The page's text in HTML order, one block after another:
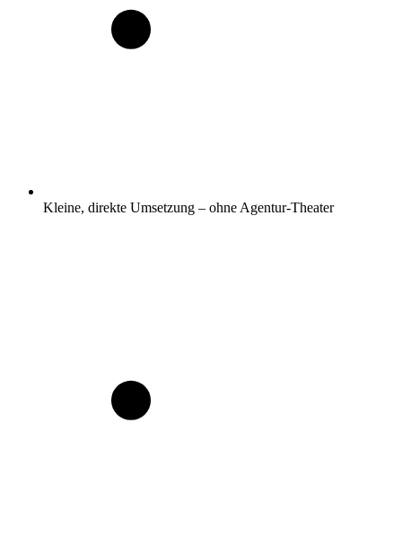
Kleine, direkte Umsetzung – ohne Agentur-Theater